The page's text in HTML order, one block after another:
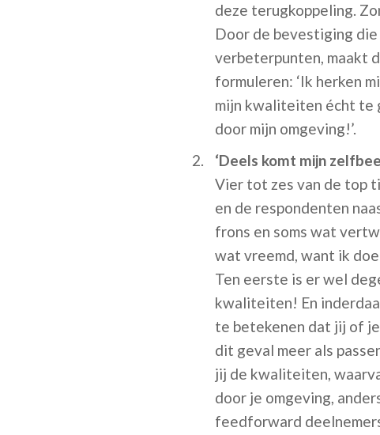
deze terugkoppeling.
Door de bevestiging
verbeterpunten, maakt
formuleren: ‘Ik herken
mijn kwaliteiten écht te
door mijn omgeving!’.
‘Deels komt mijn
Vier tot zes van de top
en de respondenten
frons en soms wat
wat vreemd, want ik
Ten eerste is er wel
kwaliteiten! En
te betekenen dat jij of
dit geval meer als
jij de kwaliteiten,
door je omgeving,
feedforward